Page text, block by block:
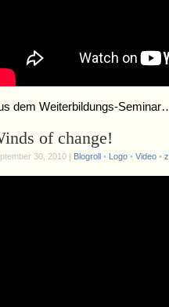
dem Weiterbildungs-
of change!
30, 2010 | Blogroll • Logo • Video •